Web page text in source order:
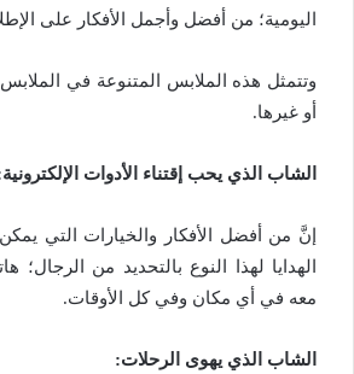
اليومية؛ من أفضل وأجمل الأفكار على
وتتمثل هذه الملابس المتنوعة في الملابس
أو غيرها.
الشاب الذي يحب إقتناء الأدوات
إنَّ من أفضل الأفكار والخيارات التي
الهدايا لهذا النوع بالتحديد من الرجال؛
معه في أي مكان وفي كل الأوقات.
الشاب الذي يهوى الرحلات: